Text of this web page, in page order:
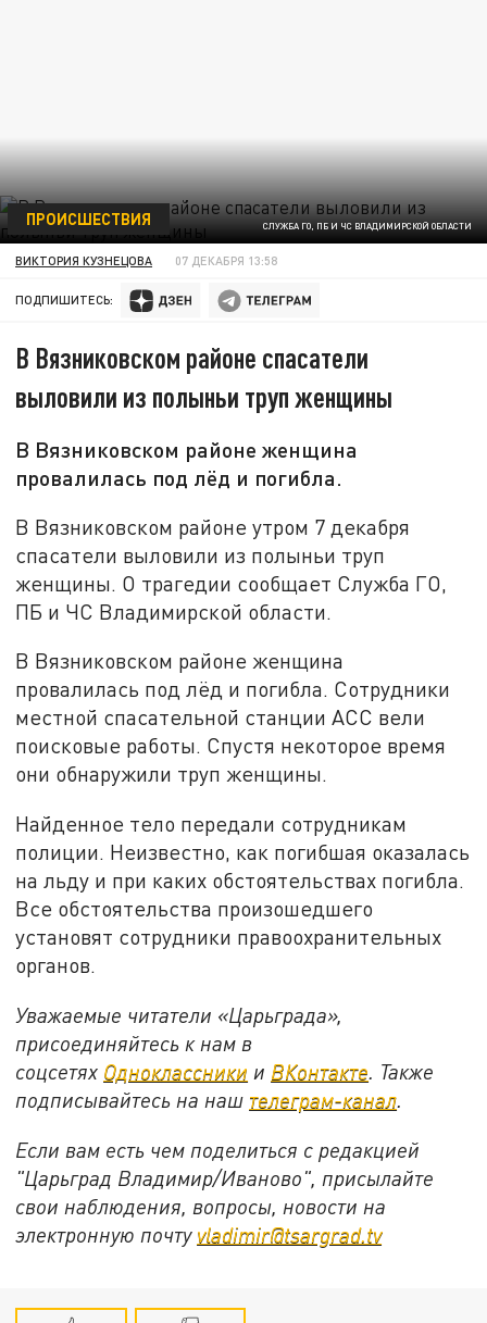
СЛУЖБА ГО, ПБ И ЧС ВЛАДИМИРСКОЙ ОБЛАСТИ
ПРОИСШЕСТВИЯ
ВИКТОРИЯ КУЗНЕЦОВА 07 ДЕКАБРЯ 13:58
ПОДПИШИТЕСЬ:
В Вязниковском районе спасатели
выловили из полыньи труп женщины
В Вязниковском районе женщина
провалилась под лёд и погибла.
В Вязниковском районе утром 7 декабря
спасатели выловили из полыньи труп
женщины. О трагедии сообщает Служба ГО,
ПБ и ЧС Владимирской области.
В Вязниковском районе женщина
провалилась под лёд и погибла. Сотрудники
местной спасательной станции АСС вели
поисковые работы. Спустя некоторое время
они обнаружили труп женщины.
Найденное тело передали сотрудникам
полиции. Неизвестно, как погибшая оказалась
на льду и при каких обстоятельствах погибла.
Все обстоятельства произошедшего
установят сотрудники правоохранительных
органов.
Уважаемые читатели «Царьграда»,
присоединяйтесь к нам в
соцсетях Одноклассники и ВКонтакте. Также
подписывайтесь на наш телеграм-канал.
Если вам есть чем поделиться с редакцией
"Царьград Владимир/Иваново", присылайте
свои наблюдения, вопросы, новости на
электронную почту vladimir@tsargrad.tv